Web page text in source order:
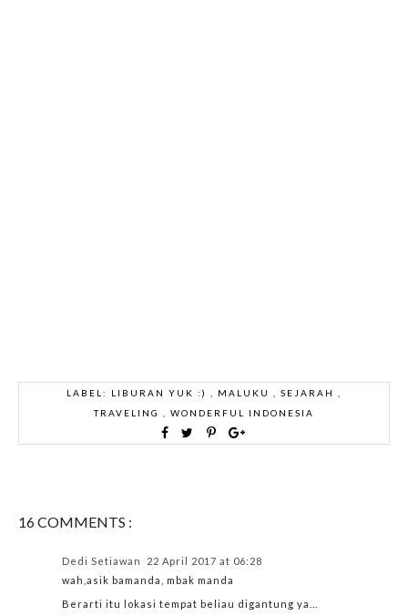
LABEL: LIBURAN YUK :) MALUKU SEJARAH
TRAVELING
WONDERFUL INDONESIA
16 COMMENTS :
Dedi Setiawan
22 April 2017 at 06:28
wah,asik bamanda, mbak manda
Berarti itu lokasi tempat beliau digantung ya...